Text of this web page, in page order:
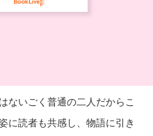
ないごく普通の二人だからこ
に読者も共感し、物語に引き